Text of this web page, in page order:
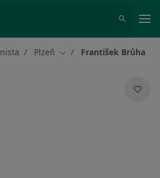
Plzeň Změna města
František Brůha